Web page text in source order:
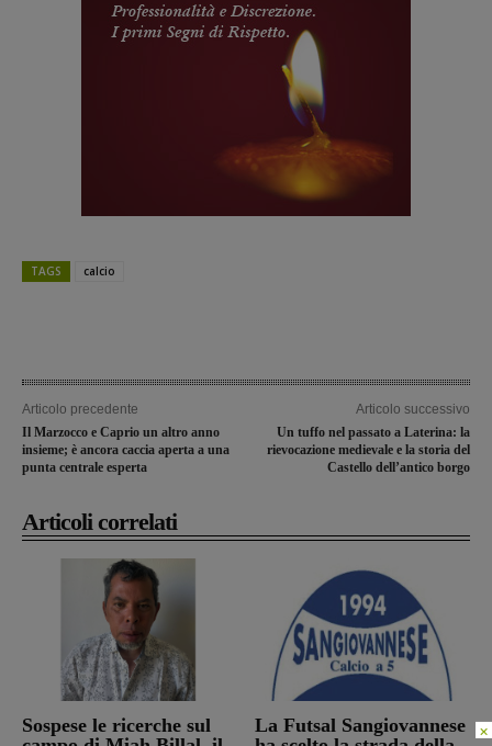
TAGS calcio
Articolo precedente
Il Marzocco e Caprio un altro anno
insieme; è ancora caccia aperta a una
punta centrale esperta
Articolo successivo
Un tuffo nel passato a Laterina: la
rievocazione medievale e la storia del
Castello dell’antico borgo
Articoli correlati
Sospese le ricerche sul
La Futsal Sangiovannese
×